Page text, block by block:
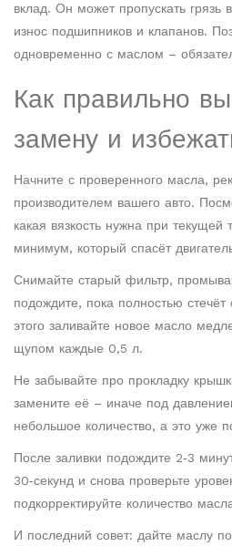
вклад. Он может пропускать грязь
износ подшипников и клапанов.
одновременно с маслом –
Как правильно
замену и
Начните с проверенного масла,
производителем вашего авто.
какая вязкость нужна при текущей
минимум, который спасёт
Снимайте старый фильтр,
подождите, пока полностью
этого заливайте новое масло
щупом каждые 0,5 л.
Не забывайте про прокладку
замените её – иначе под
небольшое количество, а это уже
После заливки подождите 2‑3
30‑секунд и снова проверьте
подкорректируйте количество
И последний совет: дайте маслу